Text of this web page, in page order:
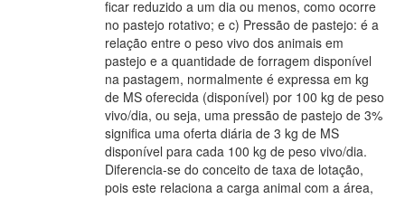
ficar reduzido a um dia ou menos, como ocorre
no pastejo rotativo; e c) Pressão de pastejo: é a
relação entre o peso vivo dos animais em
pastejo e a quantidade de forragem disponível
na pastagem, normalmente é expressa em kg
de MS oferecida (disponível) por 100 kg de peso
vivo/dia, ou seja, uma pressão de pastejo de 3%
significa uma oferta diária de 3 kg de MS
disponível para cada 100 kg de peso vivo/dia.
Diferencia-se do conceito de taxa de lotação,
pois este relaciona a carga animal com a área,